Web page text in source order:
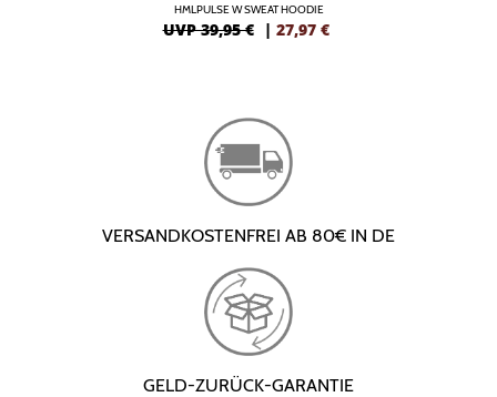
HMLPULSE W SWEAT HOODIE
UVP 39,95 € | 27,97 €
VERSANDKOSTENFREI AB 80€ IN DE
GELD-ZURÜCK-GARANTIE